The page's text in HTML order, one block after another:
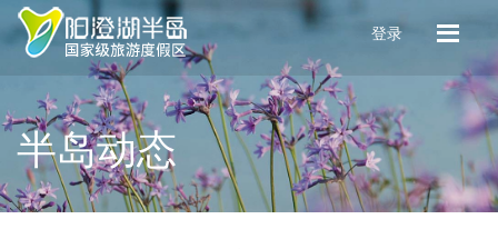
登录
半岛动态